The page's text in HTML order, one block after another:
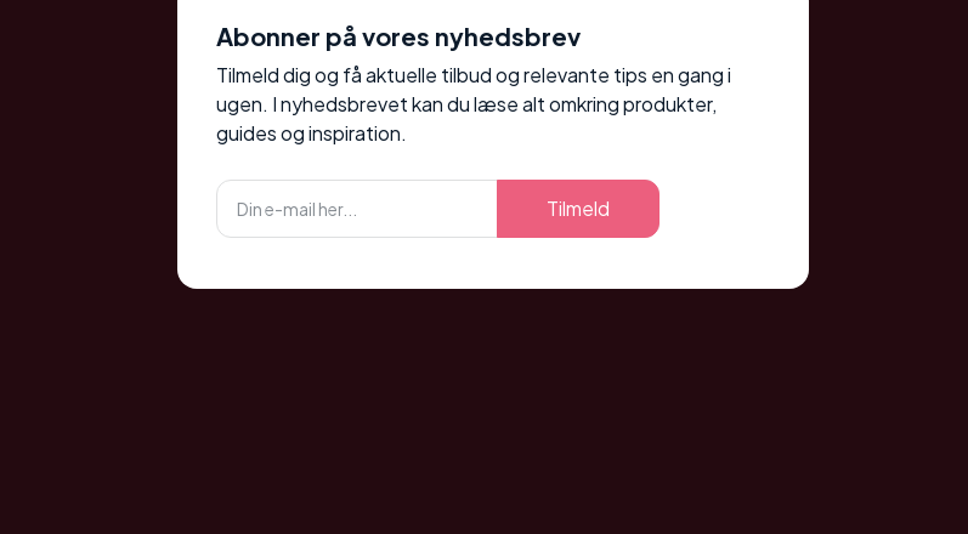
Abonner på vores nyhedsbrev
Tilmeld dig og få aktuelle tilbud og relevante tips en gang i
ugen. I nyhedsbrevet kan du læse alt omkring produkter,
guides og inspiration.
Tilmeld